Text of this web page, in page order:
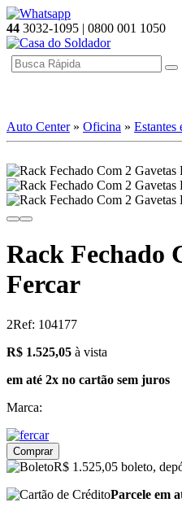
44 3032-1095 | 0800 001 1050
Auto Center» Oficina » Estantes
Rack Fechado
Fercar
2Ref: 104177
1525.05
R$ 1.525,05 à vista
em até 2x no cartão sem juros
Marca:
Comprar
R$ 1.525,05 boleto,
Parcele em